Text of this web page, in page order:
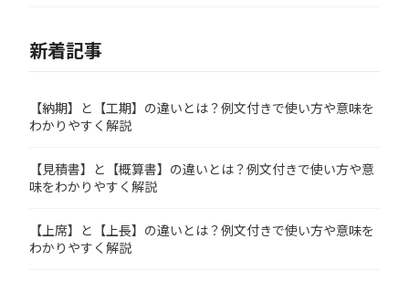
新着記事
【納期】と【工期】の違いとは？例文付きで使い方や意味を
わかりやすく解説
【見積書】と【概算書】の違いとは？例文付きで使い方や意
味をわかりやすく解説
【上席】と【上長】の違いとは？例文付きで使い方や意味を
わかりやすく解説